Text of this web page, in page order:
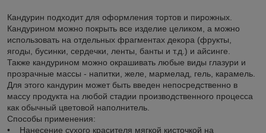
Кандурин подходит для оформления тортов и пирожных.
Кандурином можно покрыть все изделие целиком, а можно
использовать на отдельных фрагментах декора (фрукты,
ягоды, бусинки, сердечки, ленты, банты и т.д.) и айсинге.
Также кандурином можно окрашивать любые виды глазури и
прозрачные массы - напитки, желе, мармелад, гель, карамель.
Для этого кандурин может быть введен непосредственно в
массу продукта на любой стадии производственного процесса
как обычный цветовой наполнитель.
Способы применения:
• Нанесение сухого красителя мягкой кисточкой на